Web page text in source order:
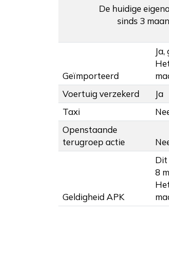
De huidige
sinds 3
Geïmporteerd
Voertuig verzekerd
Ja
Taxi
Openstaande
terugroep actie
Geldigheid APK
Dit
8